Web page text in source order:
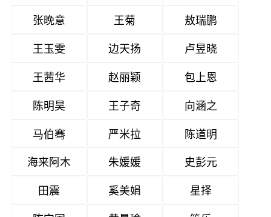
张晚意
王菊
敖瑞鹏
王玉雯
边天扬
卢昱晓
王茜华
赵丽颖
包上恩
陈明昊
王子奇
向涵之
马伯骞
严米拉
陈道明
海来阿木
朱媛媛
史彭元
田震
奚美娟
星择